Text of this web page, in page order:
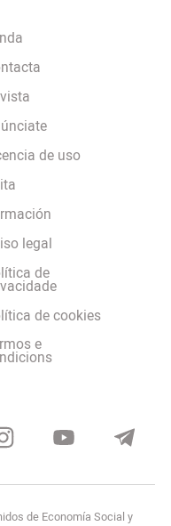
de uso
legal
de
de cookies
e
de Economía Social y